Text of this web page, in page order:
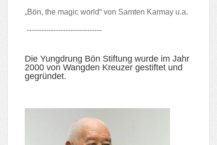
„Bön, the magic world“ von Samten Karmay u.a.
-------------------------------
Die Yungdrung Bön Stiftung wurde im Jahr
2000 von Wangden Kreuzer gestiftet und
gegründet.